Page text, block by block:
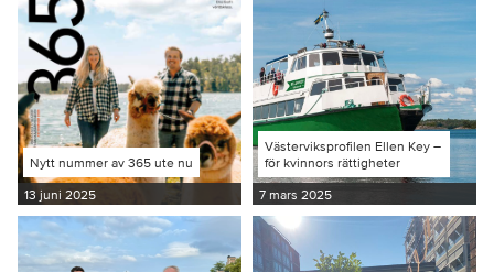
Nytt nummer av 365 ute nu
13 juni 2025
Västerviksprofilen Ellen Key –
för kvinnors rättigheter
7 mars 2025